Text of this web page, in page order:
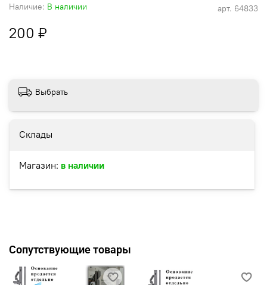
арт. 64833
Наличие: В наличии
200 ₽
Склады
Магазин: в наличии
Выбрать
Сопутствующие товары